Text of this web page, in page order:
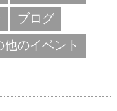
ブログ
他のイベント